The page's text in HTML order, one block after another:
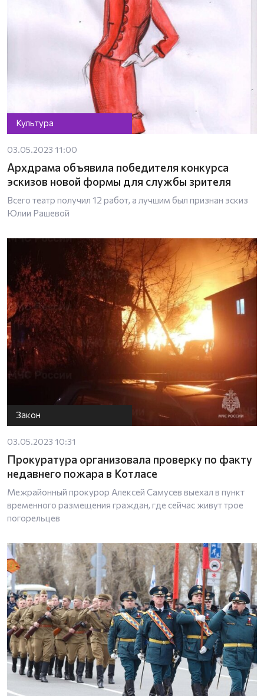
Культура
03.05.2023 11:00
Архдрама объявила победителя конкурса
эскизов новой формы для службы зрителя
Всего театр получил 12 работ, а лучшим был признан эскиз
Юлии Рашевой
Закон
03.05.2023 10:31
Прокуратура организовала проверку по факту
недавнего пожара в Котласе
Межрайонный прокурор Алексей Самусев выехал в пункт
временного размещения граждан, где сейчас живут трое
погорельцев